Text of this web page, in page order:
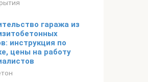
гаража из
инструкция по
цены на работу